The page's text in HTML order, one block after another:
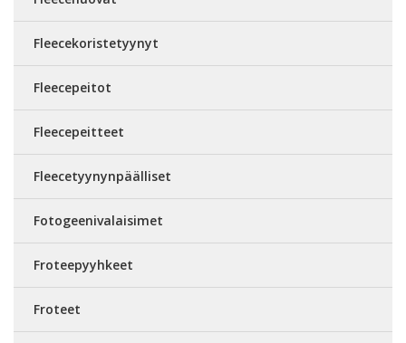
Fleecekoristetyynyt
Fleecepeitot
Fleecepeitteet
Fleecetyynynpäälliset
Fotogeenivalaisimet
Froteepyyhkeet
Froteet